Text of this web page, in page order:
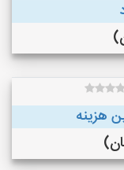
هزینه